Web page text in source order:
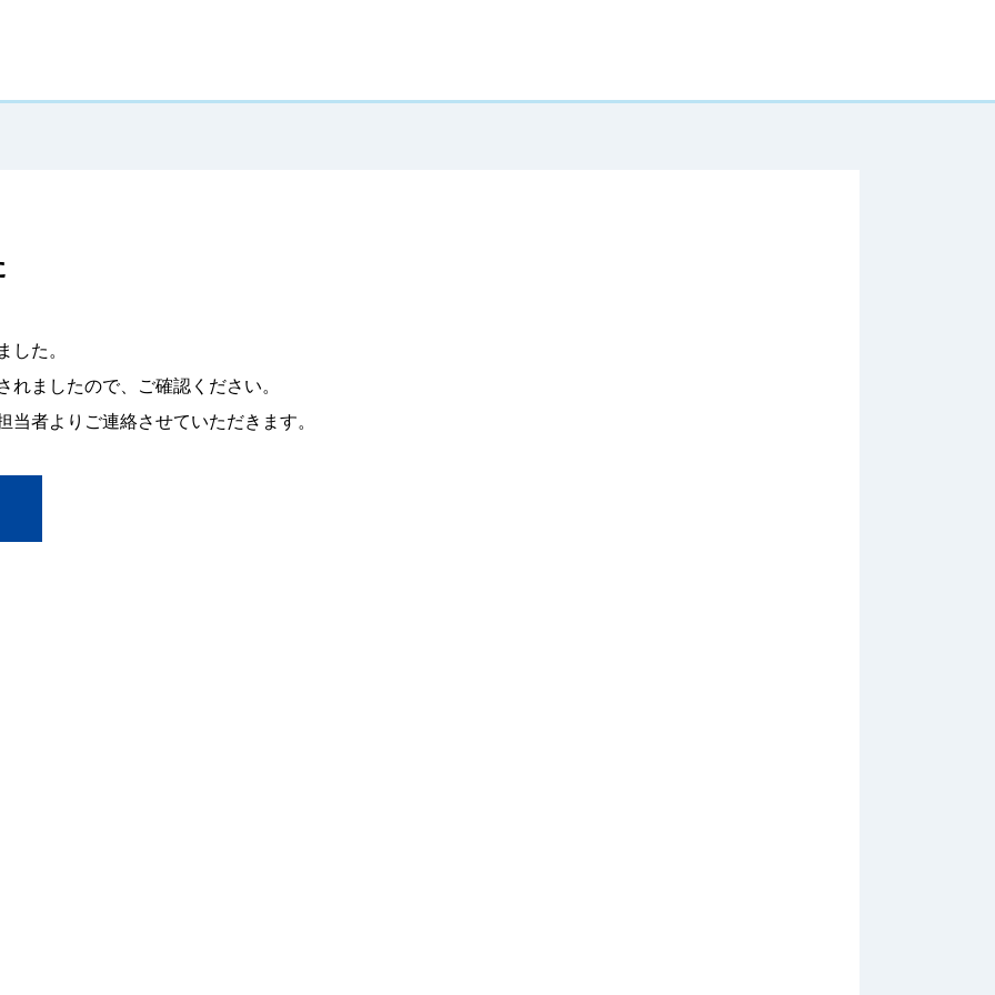
した。
ましたので、ご確認ください。
者よりご連絡させていただきます。